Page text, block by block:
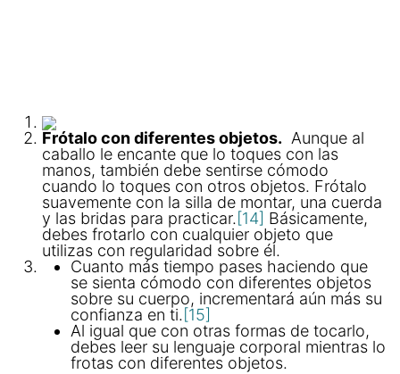
Frótalo con diferentes objetos. Aunque al
caballo le encante que lo toques con las
manos, también debe sentirse cómodo
cuando lo toques con otros objetos. Frótalo
suavemente con la silla de montar, una cuerda
y las bridas para practicar. [14] Básicamente,
debes frotarlo con cualquier objeto que
utilizas con regularidad sobre él.
Cuanto más tiempo pases haciendo que
se sienta cómodo con diferentes objetos
sobre su cuerpo, incrementará aún más su
confianza en ti. [15]
Al igual que con otras formas de tocarlo,
debes leer su lenguaje corporal mientras lo
frotas con diferentes objetos.